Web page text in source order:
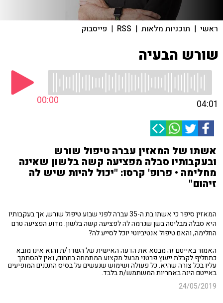
ראשי | תוכניות מלאות |
RSS
| פייסבוק
שורש הבעיה
00:00 04:01
אשתו של המאזין עברה טיפול שורש
ובעקבותיו סבלה מפציעה קשה בלשון שאינה
מחלימה • פרופ' קרסו: "יכול להיות שיש לה
זיהום"
המאזין סיפר כי אשתו בת ה-35 עברה לפני שבוע טיפול שורש, אך בעקבותיו
היא סבלה מבליטה בשן שגרמה לה לפציעה קשה בלשון. מדוע הפציעה טרם
החלימה, והאם טיפול אנטיביוטי יוכל לסייע לה?
האמור באייטם זה מבטא את הדעה האישית של השדר/ת והוא אינו מובא
כתחליף לקבלת ייעוץ פרטני מבעל מקצוע המתמחה בתחום, ואין להסתמך
עליו בכל צורה שהיא. כל פעולה ושימוש שנעשים על בסיס התכנים המופיעים
באייטם הינה באחריות המשתמש/ת בלבד.
24/05/2019